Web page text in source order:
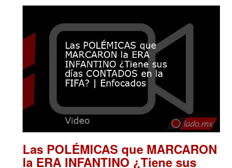
Las POLÉMICAS que MARCARON
la ERA INFANTINO ¿Tiene sus